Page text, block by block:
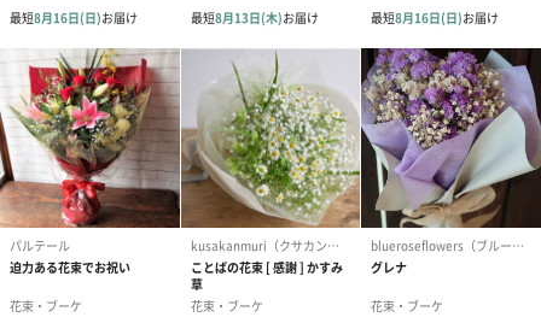
山形県産さくらんぼを使用。隠し味のリキュールが香る、見た目
にも爽やかなゼリーです。
ラ・フランス
果物王国「山形」の厳選したラ・フランスを使用した、上品な味
わいのゼリーです。